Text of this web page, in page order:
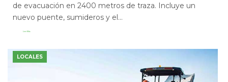
de evacuación en 2400 metros de traza. Incluye un
nuevo puente, sumideros y el...
Leer Más
LOCALES